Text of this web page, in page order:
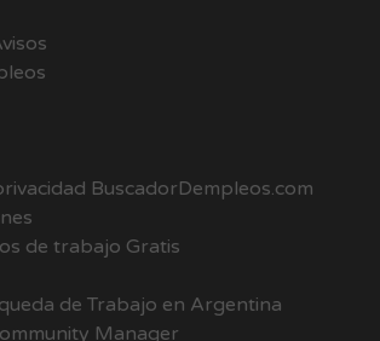
BuscadorDempleos.com
de trabajo Gratis
de Trabajo en Argentina
Manager